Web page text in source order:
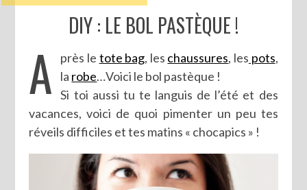
DIY : LE BOL PASTÈQUE !
A près le tote bag, les chaussures, les pots,
la robe…Voici le bol pastèque !
Si toi aussi tu te languis de l’été et des
vacances, voici de quoi pimenter un peu tes
réveils difficiles et tes matins « chocapics » !